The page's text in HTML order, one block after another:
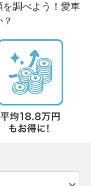
調べよう！愛車